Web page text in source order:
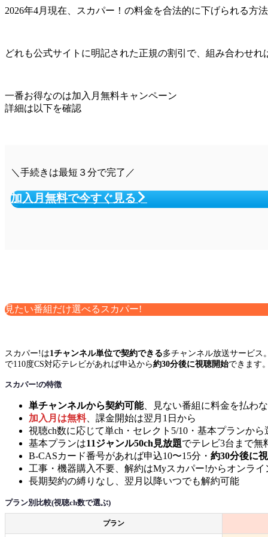
2026年4月現在、スカパー！の料金を合法的に下げられる方
どれも公式サイトに明記された正規の割引で、組み合わせれ
一番お得なのは加入月無料キャンペーン
詳細は以下を確認
＼手続きは最短３分で完了／
加入月無料で今すぐ見る
見たい番組だけ選べるスカパー!
スカパー!は1チャンネル単位で契約できる多チャンネル放送サービス
で110度CS対応テレビがあれば申込から約30分後に視聴開始できます
スカパー!の特徴
単チャンネルから契約可能、見ない番組に料金を払わ
加入月は無料、課金開始は翌月1日から
視聴ch数に応じて単ch・セレクト5/10・基本プランから
基本プランは11ジャンル50ch見放題でテレビ3台まで無
B-CASカード番号があれば申込10〜15分・ 約30分後に
工事・機器購入不要、解約はMyスカパー!からオンライ
長期契約の縛りなし、翌月以降いつでも解約可能
プラン別比較(視聴ch数で選ぶ)
プラン